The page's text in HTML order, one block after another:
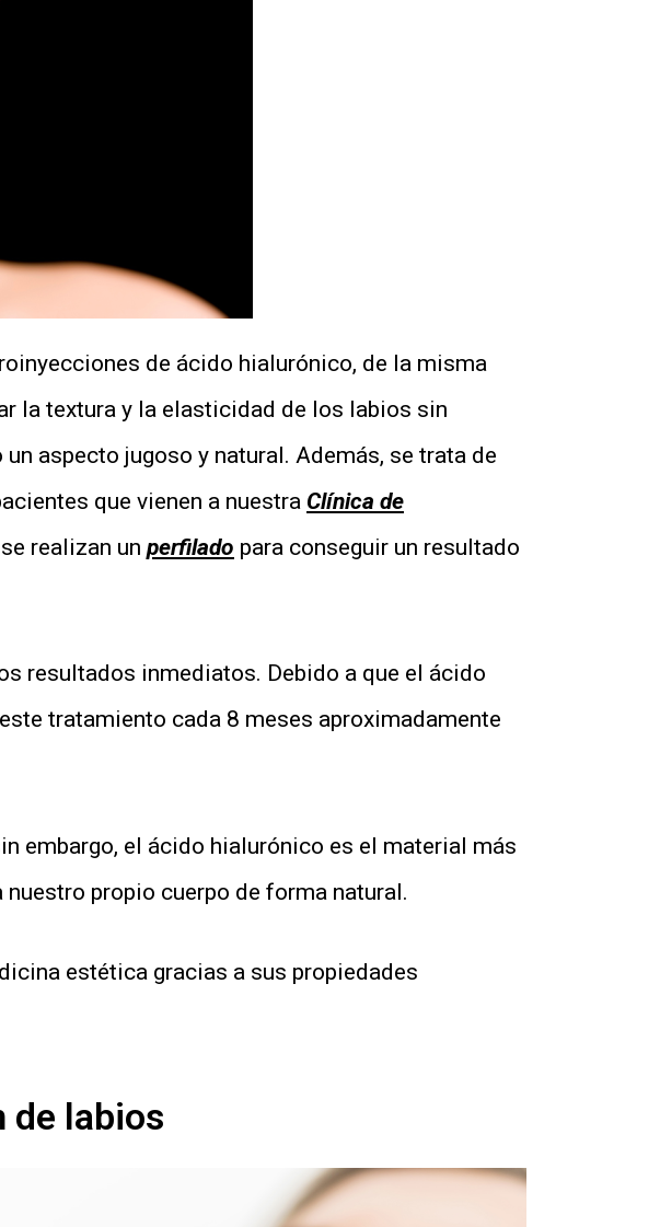
de ácido hialurónico, de la misma
la textura y la elasticidad de los labios sin
aspecto jugoso y natural. Además, se trata de
que vienen a nuestra Clínica de
realizan un perfilado para conseguir un resultado
resultados inmediatos. Debido a que el ácido
tratamiento cada 8 meses aproximadamente
embargo, el ácido hialurónico es el material más
propio cuerpo de forma natural.
estética gracias a sus propiedades
de labios